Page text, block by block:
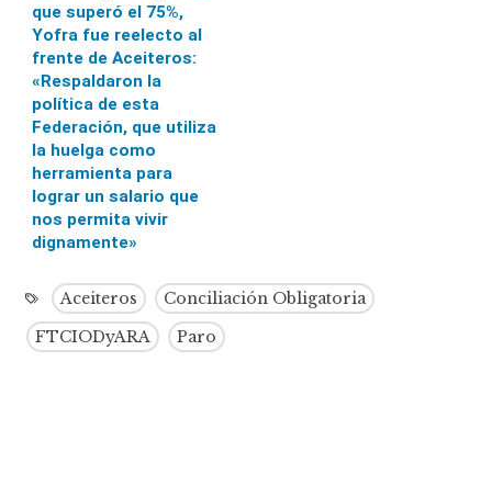
que superó el 75%,
Yofra fue reelecto al
frente de Aceiteros:
«Respaldaron la
política de esta
Federación, que utiliza
la huelga como
herramienta para
lograr un salario que
nos permita vivir
dignamente»
Aceiteros
Conciliación Obligatoria
FTCIODyARA
Paro